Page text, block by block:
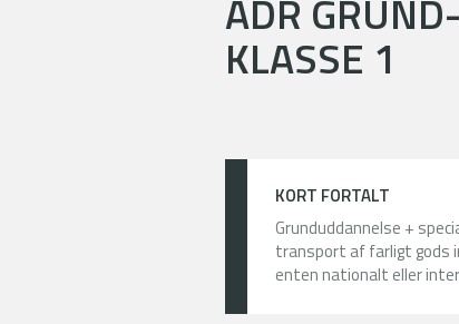
ADR
KLASSE 1
KORT FORTALT
Grunduddannelse +
transport af farligt gods
enten nationalt eller